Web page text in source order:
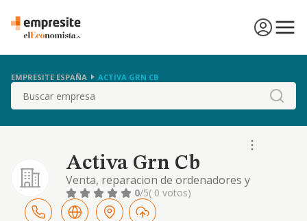
EMPRESITE ESPAÑA ACTIVA GRN CB
Buscar
Activa Grn Cb
Venta, reparacion de ordenadores y
consumibles informaticos.
0/5( 0 votos)